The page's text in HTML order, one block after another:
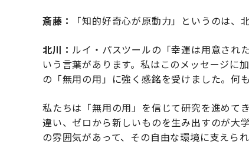
斎藤： 「知的好奇心が原動力」というのは、
北川： ルイ・パスツールの「幸運は用意さ
いう言葉があります。私はこのメッセージに
の「無用の用」に強く感銘を受けました。何
私たちは「無用の用」を信じて研究を進めて
違い、ゼロから新しいものを生み出すのが大
の雰囲気があって、その自由な環境に支えら